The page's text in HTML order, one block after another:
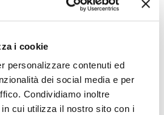
i cookie
personalizzare contenuti ed
dei social media e per
Condividiamo inoltre
cui utilizza il nostro sito con i
in
Listed
per